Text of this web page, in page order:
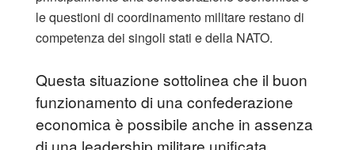
le questioni di coordinamento militare restano di
competenza dei singoli stati e della NATO.
Questa situazione sottolinea che il buon
funzionamento di una confederazione
economica è possibile anche in assenza
di una leadership militare unificata